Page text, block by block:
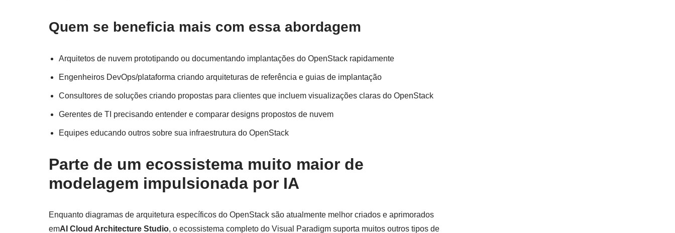
Quem se beneficia mais com essa abordagem
Arquitetos de nuvem prototipando ou documentando implantações do OpenStack rapidamente
Engenheiros DevOps/plataforma criando arquiteturas de referência e guias de implantação
Consultores de soluções criando propostas para clientes que incluem visualizações claras do OpenStack
Gerentes de TI precisando entender e comparar designs propostos de nuvem
Equipes educando outros sobre sua infraestrutura do OpenStack
Parte de um ecossistema muito maior de
modelagem impulsionada por IA
Enquanto diagramas de arquitetura específicos do OpenStack são atualmente melhor criados e aprimorados
emAI Cloud Architecture Studio, o ecossistema completo do Visual Paradigm suporta muitos outros tipos de